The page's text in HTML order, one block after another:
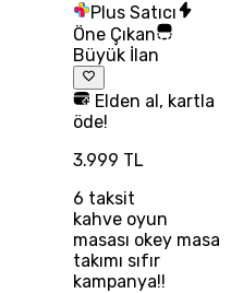
Plus Satıcı
Öne Çıkan
Büyük İlan
Elden al, kartla
öde!
3.999 TL
6 taksit
kahve oyun
masası okey masa
takımı sıfır
kampanya!!